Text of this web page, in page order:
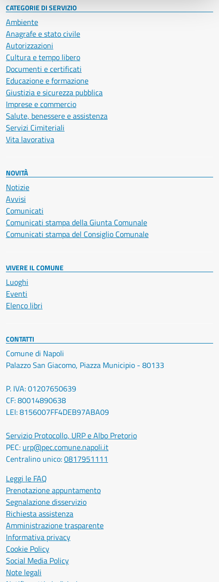
CATEGORIE DI SERVIZIO
Ambiente
Anagrafe e stato civile
Autorizzazioni
Cultura e tempo libero
Documenti e certificati
Educazione e formazione
Giustizia e sicurezza pubblica
Imprese e commercio
Salute, benessere e assistenza
Servizi Cimiteriali
Vita lavorativa
NOVITÀ
Notizie
Avvisi
Comunicati
Comunicati stampa della Giunta Comunale
Comunicati stampa del Consiglio Comunale
VIVERE IL COMUNE
Luoghi
Eventi
Elenco libri
CONTATTI
Comune di Napoli
Palazzo San Giacomo, Piazza Municipio - 80133
P. IVA: 01207650639
CF: 80014890638
LEI: 8156007FF4DEB97ABA09
Servizio Protocollo, URP e Albo Pretorio
PEC: urp@pec.comune.napoli.it
Centralino unico:0817951111
Leggi le FAQ
Prenotazione appuntamento
Segnalazione disservizio
Richiesta assistenza
Amministrazione trasparente
Informativa privacy
Cookie Policy
Social Media Policy
Note legali